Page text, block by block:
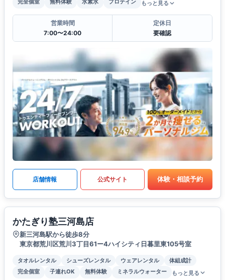
完全個室
無料体験 水素水 プロテイン もっと見る
営業時間
7:00〜24:00
定休日
要確認
店舗情報 公式サイト 体験・相談予約
かたぎり塾三河島店
新三河島駅から徒歩8分
東京都荒川区荒川3丁目61ー4ハイシティ日暮里東105号室
タオルレンタル シューズレンタル ウェアレンタル
体組成計
完全個室
子連れOK 無料体験 ミネラルウォーター もっと見る